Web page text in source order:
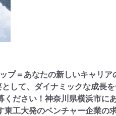
プ＝あなたの新しいキャリア
して、ダイナミックな成長
ださい！神奈川県横浜市に
工大発のベンチャー企業の